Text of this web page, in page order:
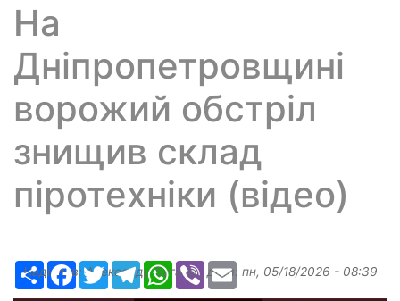
На
Дніпропетровщині
ворожий обстріл
знищив склад
піротехніки (відео)
РесурсFacebook
TwitterTelegramWhatsApp
ViberEmail
Надіслав:Александр Бугаев, дата: пн, 05/18/2026 - 08:39